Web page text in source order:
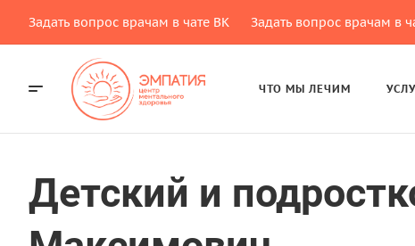
Задать вопрос врачам в чате ВК Задать вопрос врачам в
ЧТО МЫ ЛЕЧИМ
Детский и